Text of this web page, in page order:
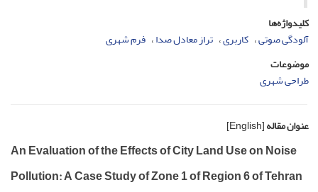
کلیدواژه‌ها
آلودگی صوتی کاربری تراز معادل صدا فرم شهری
موضوعات
طراحی شهری
عنوان مقاله[English]
An Evaluation of the Effects of City Land Use on Noise
Pollution: A Case Study of Zone 1 of Region 6 of Tehran